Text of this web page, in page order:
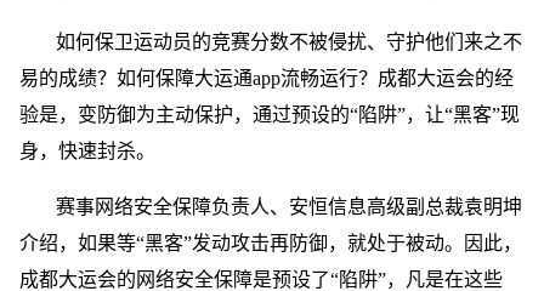
如何保卫运动员的竞赛分数不被侵扰、守护他们来之不
易的成绩？如何保障大运通app流畅运行？成都大运会的经
验是，变防御为主动保护，通过预设的“陷阱”，让“黑客”现
身，快速封杀。
赛事网络安全保障负责人、安恒信息高级副总裁袁明坤
介绍，如果等“黑客”发动攻击再防御，就处于被动。因此，
成都大运会的网络安全保障是预设了“陷阱”，凡是在这些